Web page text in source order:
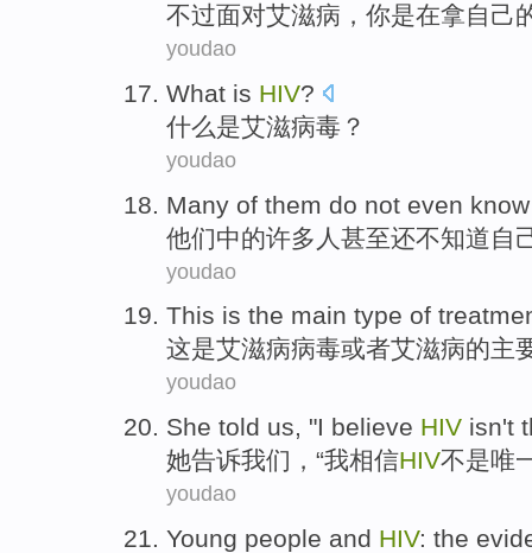
不过面对艾滋病， 你是在拿自己
youdao
What is HIV?
什么是艾滋病毒 ？
youdao
Many of them do not even
他们中的许多人 甚至还不知道 自
youdao
This is the main type of
这是艾滋病病毒或者艾滋病的主
youdao
She told us, "I believe HIV isn't
她告诉我们 ，“我相信HIV不是唯
youdao
Young people and HIV: the